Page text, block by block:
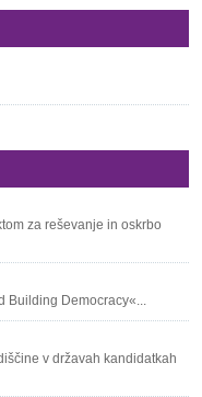
za reševanje in oskrbo
Building Democracy«...
v državah kandidatkah